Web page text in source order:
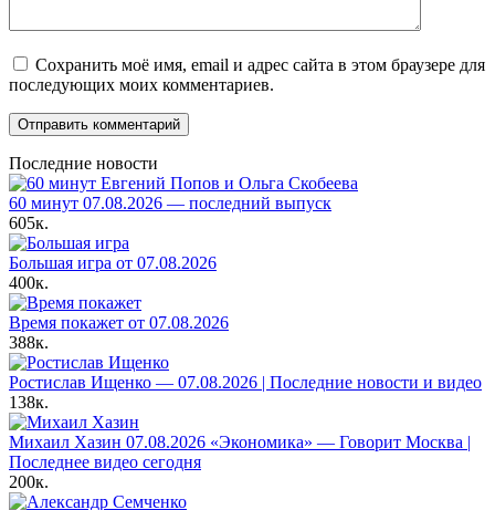
Сохранить моё имя, email и адрес сайта в этом браузере для
последующих моих комментариев.
Последние новости
60 минут 07.08.2026 — последний выпуск
605к.
Большая игра от 07.08.2026
400к.
Время покажет от 07.08.2026
388к.
Ростислав Ищенко — 07.08.2026 | Последние новости и видео
138к.
Михаил Хазин 07.08.2026 «Экономика» — Говорит Москва |
Последнее видео сегодня
200к.